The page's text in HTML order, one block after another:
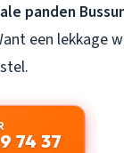
panden
een lekkage
74 37